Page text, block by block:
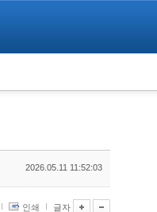
2026.05.11 11:52:03
인쇄 글자